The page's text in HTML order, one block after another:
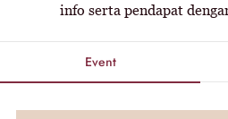
info serta pendapat
Event